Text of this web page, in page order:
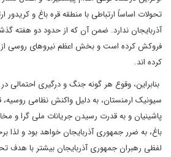
تحولات اساساً ارتباطی با منطقه قره­ باغ و
آذربایجان ندارد. ضمن آن که از حدود دو هفته
فروکش کرده است و بخش اعظم نیروهای روسی از
کرده اند.
بنابراین، وقوع هر گونه جنگ و درگیری احتمالی
سیونیک ارمنستان، به دلیل واکنش نظامی
پاشینیان و به قدرت رسیدن جریانات ملی گرا و
باغ، به ضرر جمهوری آذربایجان خواهد بود و لذا
لفظی رهبران جمهوری آذربایجان بیشتر با هدف